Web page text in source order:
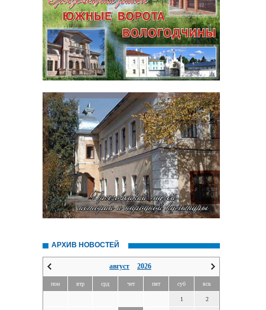
АРХИВ НОВОСТЕЙ
август 2026
пон втр срд чет пят суб вск
1 2